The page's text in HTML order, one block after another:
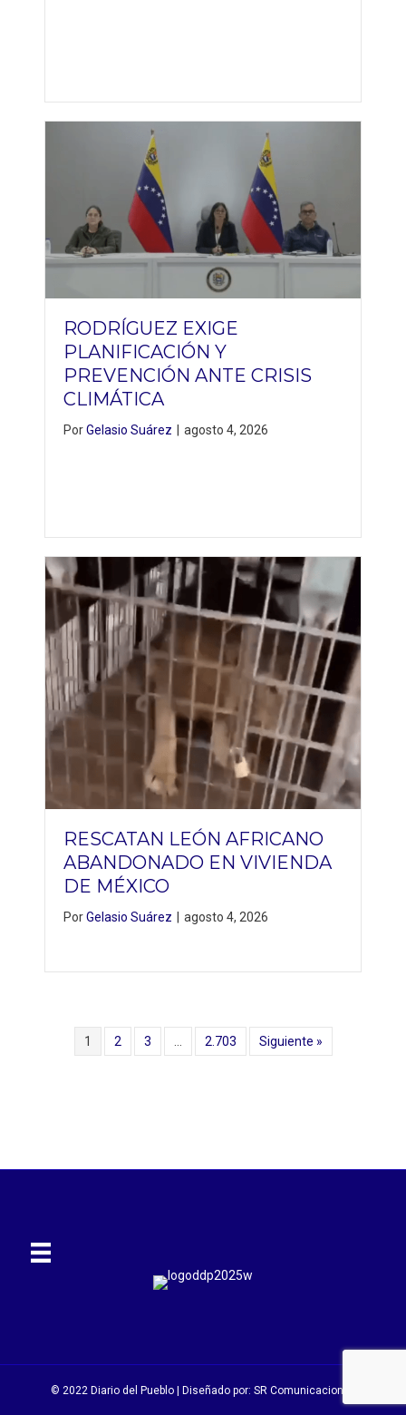
RODRÍGUEZ EXIGE
PLANIFICACIÓN Y
PREVENCIÓN ANTE CRISIS
CLIMÁTICA
PorGelasio Suárez agosto 4, 2026
RESCATAN LEÓN AFRICANO
ABANDONADO EN VIVIENDA
DE MÉXICO
PorGelasio Suárez | agosto 4, 2026
1 2 3 2.703 Siguiente »
© 2022 Diario del Pueblo | Diseñado por: SR Comunicaciones